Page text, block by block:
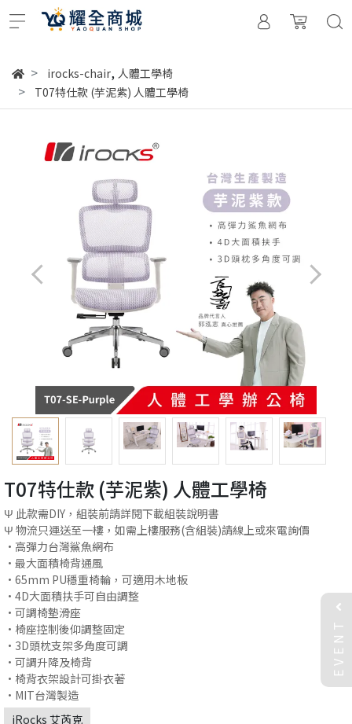
irocks-chair, 人體工學椅
T07特仕款 (芋泥紫) 人體工學椅
T07特仕款 (芋泥紫) 人體工學椅
Ψ 此款需DIY，組裝前請詳閱下載組裝說明書
Ψ 物流只運送至一樓，如需上樓服務(含組裝)請線上或來電詢價
•高彈力台灣鯊魚網布
•最大面積椅背通風
•65mm PU穩重椅輪，可適用木地板
•4D大面積扶手可自由調整
•可調椅墊滑座
•椅座控制後仰調整固定
•3D頭枕支架多角度可調
•可調升降及椅背
•椅背衣架設計可掛衣著
•MIT台灣製造
iRocks 艾芮克
EVENT